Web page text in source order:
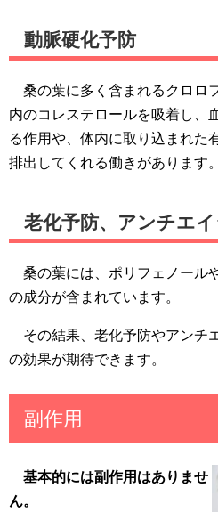
動脈硬化予防
桑の葉に多く含まれるクロロ
内のコレステロールを吸着し、
る作用や、体内に取り込まれた
排出してくれる働きがあります。
老化予防、アンチエ
桑の葉には、ポリフェノール
の成分が含まれています。
その結果、老化予防やアンチ
の効果が期待できます。
副作用
基本的には副作用はありませ
ん。